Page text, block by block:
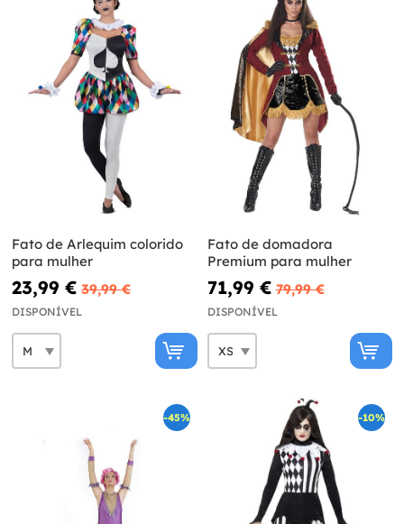
Fato de Arlequim colorido
para mulher
23,99 € 39,99 €
DISPONÍVEL
Fato de domadora
Premium para mulher
71,99 € 79,99 €
DISPONÍVEL
-45% -10%